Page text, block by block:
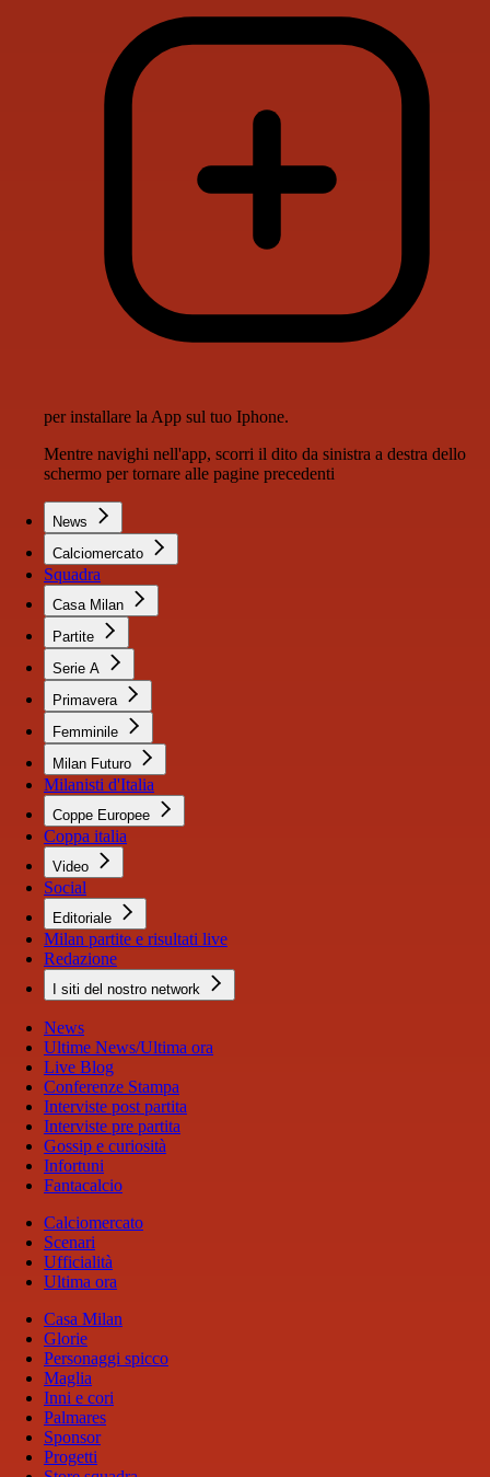
per installare la App sul tuo Iphone.
Mentre navighi nell'app, scorri il dito da sinistra a destra dello
schermo per tornare alle pagine precedenti
News
Calciomercato
Squadra
Casa Milan
Partite
Serie A
Primavera
Femminile
Milan Futuro
Milanisti d'Italia
Coppe Europee
Coppa italia
Video
Social
Editoriale
Milan partite e risultati live
Redazione
I siti del nostro network
News
Ultime News/Ultima ora
Live Blog
Conferenze Stampa
Interviste post partita
Interviste pre partita
Gossip e curiosità
Infortuni
Fantacalcio
Calciomercato
Scenari
Ufficialità
Ultima ora
Casa Milan
Glorie
Personaggi spicco
Maglia
Inni e cori
Palmares
Sponsor
Progetti